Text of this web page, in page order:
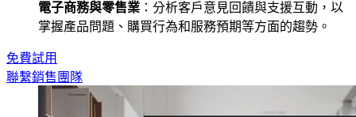
電子商務與零售業 ：分析客戶意見回饋與支援互動，以
掌握產品問題、購買行為和服務預期等方面的趨勢。
免費試用
聯繫銷售團隊